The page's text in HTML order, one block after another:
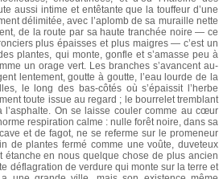
aussi intime et entêtante que la touffeur d’une
délimitée, avec l’aplomb de sa muraille nette
de la route par sa haute tranchée noire — ce
plus épaisses et plus maigres — c’est un
plantes, qui monte, gonfle et s’amasse peu à
un orage vert. Les branches s’avancent au-
lentement, goutte à goutte, l’eau lourde de la
le long des bas-côtés où s’épaissit l’herbe
toute issue au regard ; le bourrelet tremblant
l’asphalte. On se laisse couler comme au cœur
respiration calme : nulle forêt noire, dans sa
et de fagot, ne se referme sur le promeneur
de plantes fermé comme une voûte, duveteux
étanche en nous quelque chose de plus ancien
déflagration de verdure qui monte sur la terre et